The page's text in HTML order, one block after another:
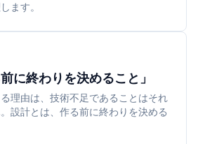
ます。
に終わりを決めること」
理由は、技術不足であることはそれ
設計とは、作る前に終わりを決める